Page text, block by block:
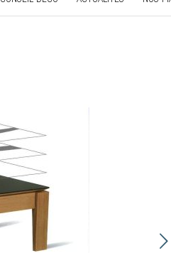
Suivant